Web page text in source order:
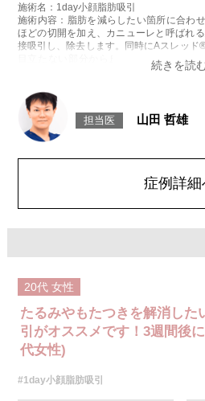
施術名：1day小顔脂肪吸引
施術内容：脂肪を減らしたい箇所に合わ
ほどの切開を加え、カニューレと呼ばれ
接吸引し、除去します。同時にAスレッ
目立たない部分から皮下へ挿入し、皮膚
リスク、副作用：赤み、熱感、痛み、し
感などが術後一時的に生じることがござ
染症、左右差、施術箇所の知覚鈍麻、ぼ
着、脂肪塞栓、皮膚のよれ、繊維の突出な
顔の脂肪吸引箇所の追加 1ヶ所ごと
オプション：笑気麻酔 3,300円(税込)
担当医 山田 哲雄
症例詳細
20代 女性
たるみやもたつきを解消した
引がオススメです！3週間後
代女性)
#1day小顔脂肪吸引